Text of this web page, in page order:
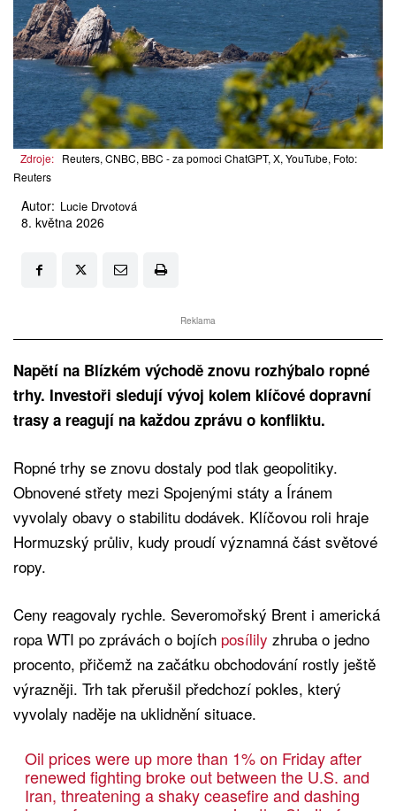
Zdroje: Reuters, CNBC, BBC - za pomoci ChatGPT, X, YouTube, Foto:
Reuters
Autor: Lucie Drvotová
8. května 2026
Reklama
Napětí na Blízkém východě znovu rozhýbalo ropné
trhy. Investoři sledují vývoj kolem klíčové dopravní
trasy a reagují na každou zprávu o konfliktu.
Ropné trhy se znovu dostaly pod tlak geopolitiky.
Obnovené střety mezi Spojenými státy a Íránem
vyvolaly obavy o stabilitu dodávek. Klíčovou roli hraje
Hormuzský průliv, kudy proudí významná část světové
ropy.
Ceny reagovaly rychle. Severomořský Brent i americká
ropa WTI po zprávách o bojích posílily zhruba o jedno
procento, přičemž na začátku obchodování rostly ještě
výrazněji. Trh tak přerušil předchozí pokles, který
vyvolaly naděje na uklidnění situace.
Oil prices were up more than 1% on Friday after
renewed fighting broke out between the U.S. and
Iran, threatening a shaky ceasefire and dashing